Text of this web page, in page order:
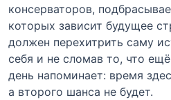
консерваторов,
которых зависит будущее
должен перехитрить саму
себя и не сломав то, что
день напоминает: время
а второго шанса не будет.